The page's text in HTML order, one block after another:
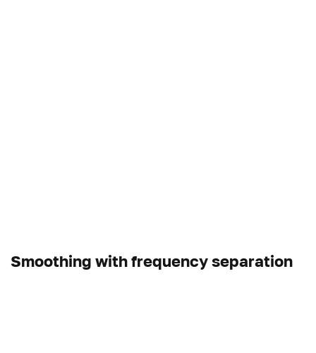
Smoothing with frequency separation